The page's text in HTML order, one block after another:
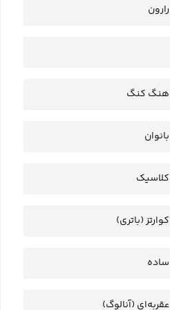
رارون
هنگ کنگ
بانوان
کلاسیک
کوارتز (باتری)
ساده
عقربه‌ای (آنالوگ)